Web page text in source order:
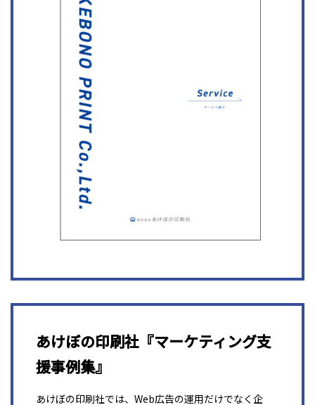
あけぼの印刷社『マーケティング支
援事例集』
あけぼの印刷社では、Web広告の運用だけでなく企